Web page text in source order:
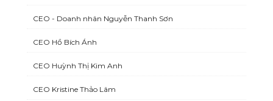
CEO - Doanh nhân Nguyễn Thanh Sơn
CEO Hồ Bích Ánh
CEO Huỳnh Thị Kim Anh
CEO Kristine Thảo Lâm